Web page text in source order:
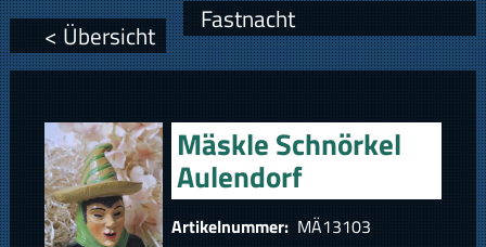
< Übersicht Fastnacht
Mäskle Schnörkel
Aulendorf
Artikelnummer: MÄ13103